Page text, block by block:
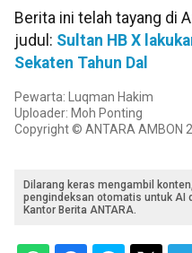
Berita ini telah tayang di
judul: Sultan HB X
Sekaten Tahun Dal
Pewarta: Luqman Hakim
Uploader: Moh Ponting
Copyright © ANTARA AMBON
Dilarang keras mengambil
pengindeksan otomatis untuk AI
Kantor Berita ANTARA.